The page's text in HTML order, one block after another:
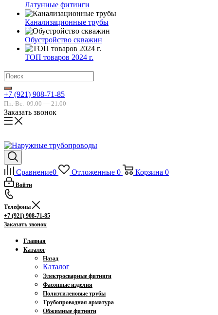
Латунные фитинги
Канализационные трубы
Обустройство скважин
ТОП товаров 2024 г.
+7 (921) 908-71-85
Пн.-Вс. 09.00 — 21.00
Заказать звонок
Сравнение0 Отложенные 0 Корзина 0
Войти
Телефоны
+7 (921) 908-71-85
Заказать звонок
Главная
Каталог
Назад
Каталог
Электросварные фитинги
Фасонные изделия
Полиэтиленовые трубы
Трубопроводная арматура
Обжимные фитинги